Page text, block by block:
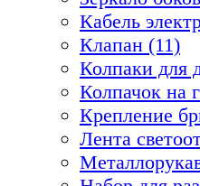
Кабель
Клапан (11)
Колпаки для
Колпачок на
Крепление
Лента